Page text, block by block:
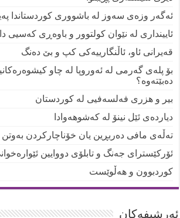
ئەگەر وزەی سەوز لە باشووری کوردستاندا
ئایینداری لە نێوان کولتوور و باوەڕی کەسیی دا
قەیرانی ئاو، ئاڵنگارییەکی کپ و بێ دەنگ
بۆ پلەی گەرمی لە ئەوروپا لە چاو
دەبێتەوە؟
بیر و هزری فەلسەفیی لە کوردستان
دیاردەی ئێل نینۆ لە کەشوهەوادا
تەڵەی مافی دەربڕین یان خۆناچارکردن بەوتن
ئۆرکێسترای جەنگ و تابلۆی دووایین
کوردبوون و هەڵوێست
ئه‌رشیفه‌کان